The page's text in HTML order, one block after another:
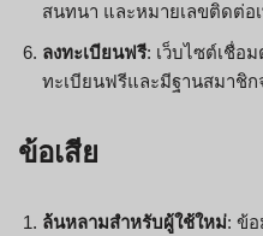
สนทนา และหมายเลขติดต่อ
ลงทะเบียนฟรี: เว็บไซต์เชื่อ
ทะเบียนฟรีและมีฐานสมาชิก
ข้อเสีย
ล้นหลามสำหรับผู้ใช้ใหม่: ข้